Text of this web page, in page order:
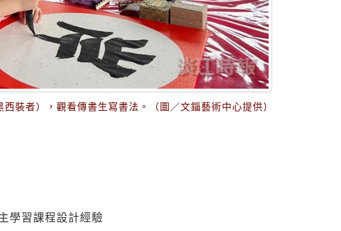
裝者），觀看傳書生寫書法。（圖／文錙藝術中心提供）
學習課程設計經驗